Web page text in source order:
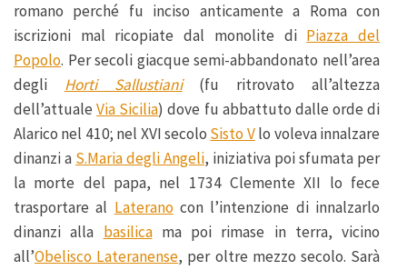
romano perché fu inciso anticamente a Roma con
iscrizioni mal ricopiate dal monolite di Piazza del
Popolo. Per secoli giacque semi-abbandonato nell’area
degli Horti Sallustiani(fu ritrovato all’altezza
dell’attualeVia Sicilia) dove fu abbattuto dalle orde di
Alarico nel 410; nel XVI secolo Sisto Vlo voleva innalzare
dinanzi a S.Maria degli Angeli, iniziativa poi sfumata per
la morte del papa, nel 1734 Clemente XII lo fece
trasportare al Lateranocon l’intenzione di innalzarlo
dinanzi alla basilicama poi rimase in terra, vicino
all’Obelisco Lateranense, per oltre mezzo secolo. Sarà